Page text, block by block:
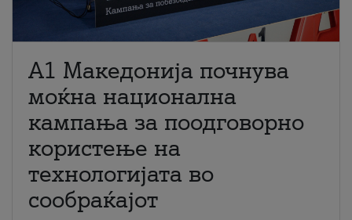
A1 Македонија почнува
моќна национална
кампања за поодговорно
користење на
технологијата во
сообраќајот